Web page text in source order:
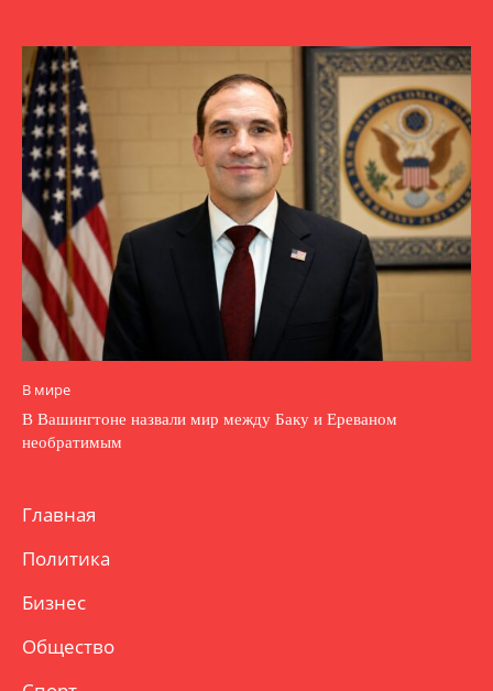
В мире
В Вашингтоне назвали мир между Баку и Ереваном
необратимым
Главная
Политика
Бизнес
Общество